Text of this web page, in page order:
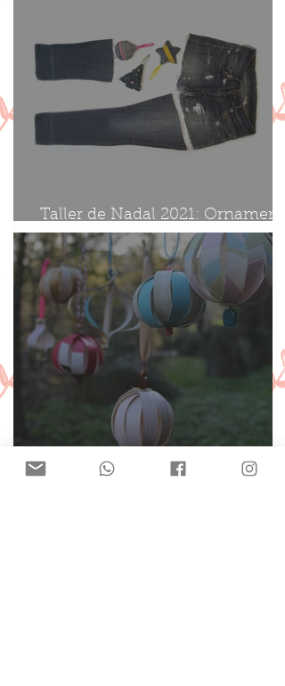
Taller de Nadal 2021: Ornaments
amb roba texana